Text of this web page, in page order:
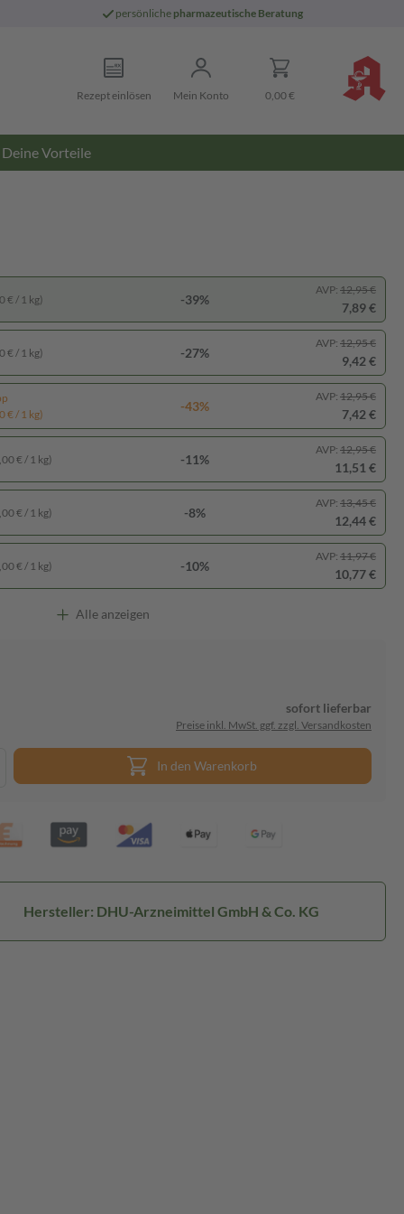
persönliche pharmazeutische Beratung
Rezept einlösen Mein Konto 0,00 €
Deine Vorteile
€ / 1 kg) -27%
AVP: 12,95 €
9,42 €
€ / 1 kg)
-43%
AVP: 12,95 €
7,42 €
€ / 1 kg) -11%
AVP: 12,95 €
11,51 €
€ / 1 kg) -39%
AVP: 12,95 €
7,89 €
€ / 1 kg) -8%
AVP: 13,45 €
12,44 €
€ / 1 kg) -10%
AVP: 11,97 €
10,77 €
Alle anzeigen
sofort lieferbar
Preise inkl. MwSt. ggf. zzgl. Versandkosten
In den Warenkorb
Hersteller: DHU-Arzneimittel GmbH & Co. KG